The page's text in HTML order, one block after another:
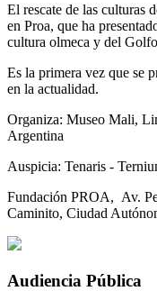
El rescate de las culturas
en Proa, que ha
cultura olmeca y del
Es la primera vez que se
en la actualidad.
Organiza: Museo Mali,
Argentina
Auspicia: Tenaris -
Fundación PROA, Av.
Caminito, Ciudad
Audiencia Pública